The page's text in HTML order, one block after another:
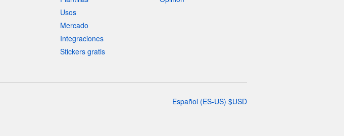
Usos
Mercado
Integraciones
Stickers gratis
Español (ES-US) $USD